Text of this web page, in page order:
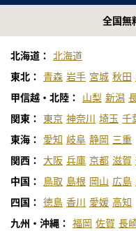
全国無
北海道： 北海道
東北： 青森 岩手 宮城 秋田
甲信越・北陸：
山梨 新潟
関東：
東京 神奈川 埼玉 千
東海：
愛知 岐阜 静岡 三重
関西： 大阪 兵庫 京都 滋賀
中国：
鳥取 島根 岡山 広島
四国： 徳島 香川 愛媛 高知
九州・沖縄： 福岡 佐賀 長